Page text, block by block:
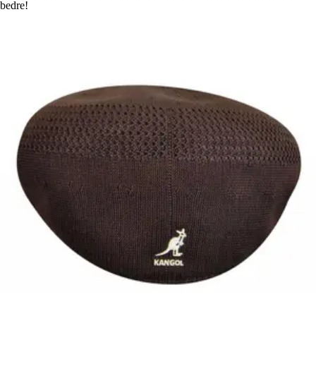
bedre!